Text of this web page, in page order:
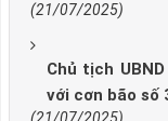
(21/07/2025)
Chủ tịch
với cơn bão số